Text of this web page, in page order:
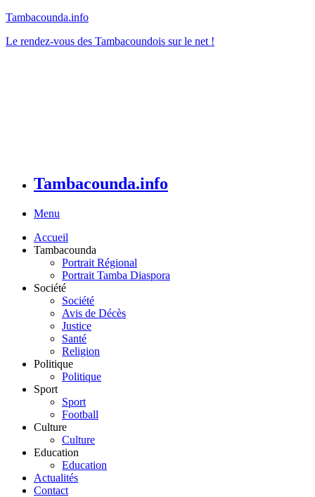
Tambacounda.info
Le rendez-vous des Tambacoundois sur le net !
Tambacounda.info
Menu
Accueil
Tambacounda
Portrait Régional
Portrait Tamba Diaspora
Société
Société
Avis de Décès
Justice
Santé
Religion
Politique
Politique
Sport
Sport
Football
Culture
Culture
Education
Education
Actualités
Contact